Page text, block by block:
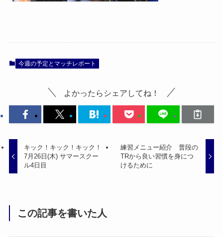
今週の予定とマッチレポート
よかったらシェアしてね！
キック！キック！キック！
7月26日(木) サマースクー
ル4日目
練習メニュー紹介 普段の
TRから良い習慣を身につ
けるために
この記事を書いた人